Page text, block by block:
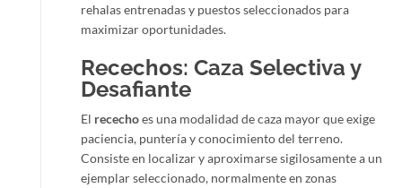
rehalas entrenadas y puestos seleccionados para
maximizar oportunidades.
Recechos: Caza Selectiva y
Desafiante
El recechoes una modalidad de caza mayor que exige
paciencia, puntería y conocimiento del terreno.
Consiste en localizar y aproximarse sigilosamente a un
ejemplar seleccionado, normalmente en zonas